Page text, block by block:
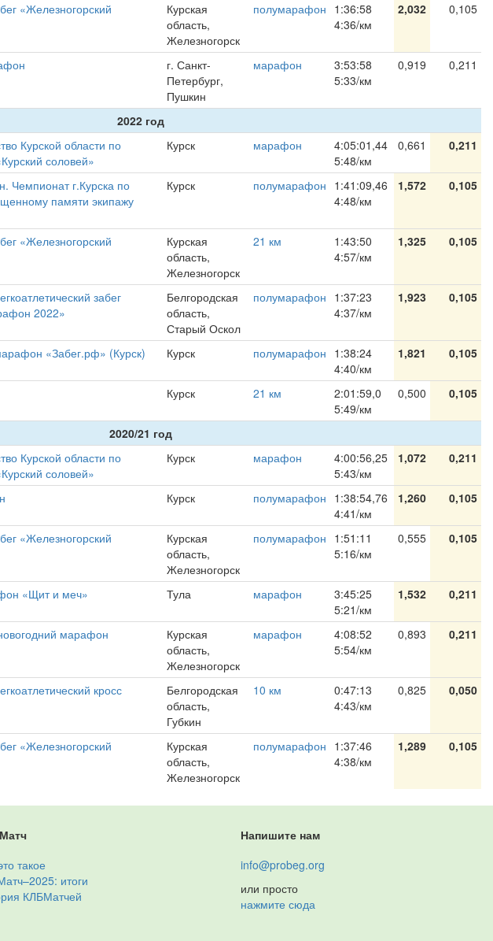
«Железногорский
Курская
область,
Железногорск
полумарафон 1:36:58
4:36/км
2,032 0,105
г. Санкт-
Петербург,
Пушкин
марафон
3:53:58
5:33/км
0,919 0,211
2022 год
Курской области по
соловей»
Курск марафон
4:05:01,44
5:48/км
0,661 0,211
Чемпионат г.Курска по
памяти экипажу
Курск полумарафон 1:41:09,46
4:48/км
1,572 0,105
«Железногорский
Курская
область,
Железногорск
21 км
1:43:50
4:57/км
1,325 0,105
забег
2022»
Белгородская
область,
Старый Оскол
полумарафон 1:37:23
4:37/км
1,923 0,105
«Забег.рф» (Курск) Курск полумарафон 1:38:24
4:40/км
1,821 0,105
Курск 21 км
2:01:59,0
5:49/км
0,500 0,105
2020/21 год
Курской области по
соловей»
Курск марафон
4:00:56,25
5:43/км
1,072 0,211
Курск полумарафон 1:38:54,76
4:41/км
1,260 0,105
«Железногорский
Курская
область,
Железногорск
полумарафон 1:51:11
5:16/км
0,555 0,105
«Щит и меч» Тула марафон
3:45:25
5:21/км
1,532 0,211
марафон
Курская
область,
Железногорск
марафон
4:08:52
5:54/км
0,893 0,211
кросс
Белгородская
область,
Губкин
10 км
0:47:13
4:43/км
0,825 0,050
«Железногорский
Курская
область,
Железногорск
полумарафон 1:37:46
4:38/км
1,289 0,105
такое
итоги
КЛБМатчей
Напишите нам
info@probeg.org
или просто
нажмите сюда